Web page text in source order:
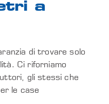
a
di trovare solo
Ci riforniamo
gli stessi che
le case